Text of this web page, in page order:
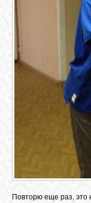
ВОПРОСЫ /
Повторю еще раз, это